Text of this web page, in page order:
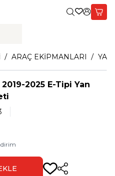
Giriş Yap,
ARAÇ EKİPMANLARI
2025 E-Tipi Yan
Paylaş